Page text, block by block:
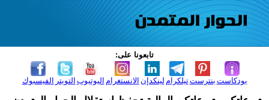
تابعونا على:
الفيسبوك التويتر اليوتيوب الانستغرام لينكدإن تيلكرامبنترست بودكاست